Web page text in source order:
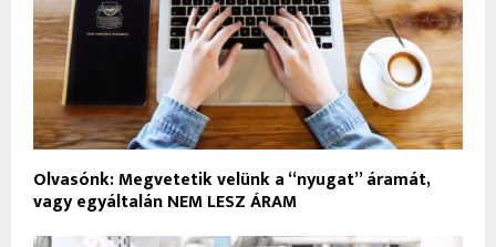
Olvasónk: Megvetetik velünk a “nyugat” áramát,
vagy egyáltalán NEM LESZ ÁRAM